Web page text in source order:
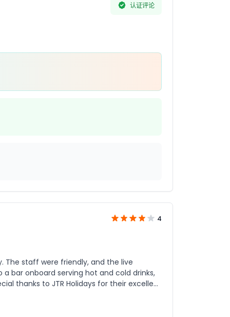
认证评论
4
The staff were friendly, and the live
bar onboard serving hot and cold drinks,